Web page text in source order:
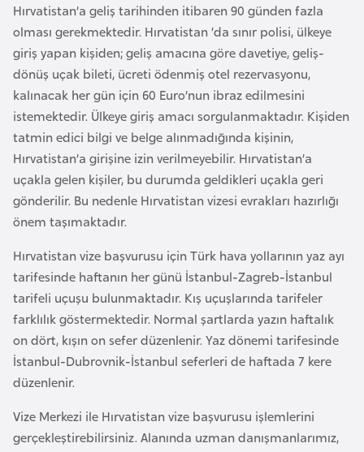
Hırvatistan’a geliş tarihinden itibaren 90 günden fazla
olması gerekmektedir. Hırvatistan ‘da sınır polisi, ülkeye
giriş yapan kişiden; geliş amacına göre davetiye, geliş-
dönüş uçak bileti, ücreti ödenmiş otel rezervasyonu,
kalınacak her gün için 60 Euro’nun ibraz edilmesini
istemektedir. Ülkeye giriş amacı sorgulanmaktadır. Kişiden
tatmin edici bilgi ve belge alınmadığında kişinin,
Hırvatistan’a girişine izin verilmeyebilir. Hırvatistan’a
uçakla gelen kişiler, bu durumda geldikleri uçakla geri
gönderilir. Bu nedenle Hırvatistan vizesi evrakları hazırlığı
önem taşımaktadır.
Hırvatistan vize başvurusu için Türk hava yollarının yaz ayı
tarifesinde haftanın her günü İstanbul-Zagreb-İstanbul
tarifeli uçuşu bulunmaktadır. Kış uçuşlarında tarifeler
farklılık göstermektedir. Normal şartlarda yazın haftalık
on dört, kışın on sefer düzenlenir. Yaz dönemi tarifesinde
İstanbul-Dubrovnik-İstanbul seferleri de haftada 7 kere
düzenlenir.
Vize Merkezi ile Hırvatistan vize başvurusu işlemlerini
gerçekleştirebilirsiniz. Alanında uzman danışmanlarımız,
B
a
h
r
e
y
n
g
l
a
d
e
ş